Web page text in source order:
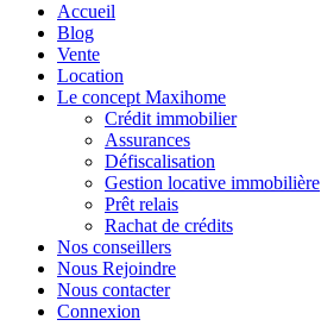
Accueil
Blog
Vente
Location
Le concept Maxihome
Crédit immobilier
Assurances
Défiscalisation
Gestion locative immobilière
Prêt relais
Rachat de crédits
Nos conseillers
Nous Rejoindre
Nous contacter
Connexion